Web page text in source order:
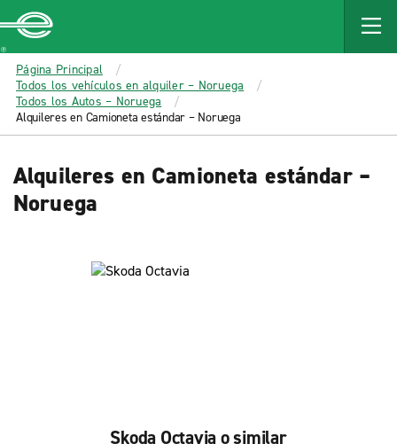
MAIN
CONTENT
Enterprise
Página Principal
Todos los vehículos en alquiler – Noruega
Todos los Autos – Noruega
Alquileres en Camioneta estándar – Noruega
Alquileres en Camioneta estándar –
Noruega
Skoda Octavia o similar